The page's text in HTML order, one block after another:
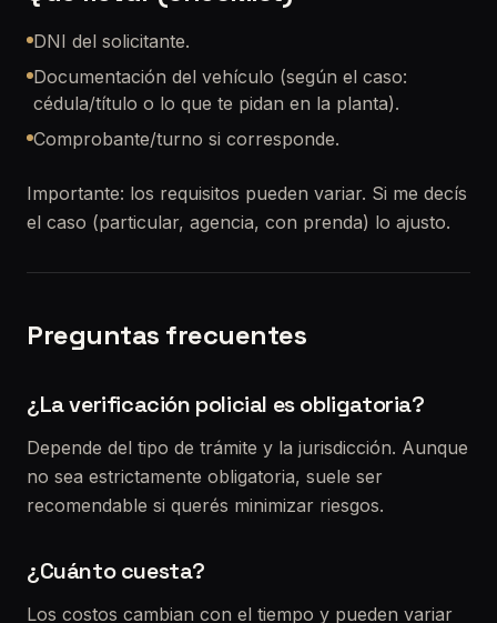
DNI del solicitante.
Documentación del vehículo (según el caso:
cédula/título o lo que te pidan en la planta).
Comprobante/turno si corresponde.
Importante: los requisitos pueden variar. Si me decís
el caso (particular, agencia, con prenda) lo ajusto.
Preguntas frecuentes
¿La verificación policial es obligatoria?
Depende del tipo de trámite y la jurisdicción. Aunque
no sea estrictamente obligatoria, suele ser
recomendable si querés minimizar riesgos.
¿Cuánto cuesta?
Los costos cambian con el tiempo y pueden variar